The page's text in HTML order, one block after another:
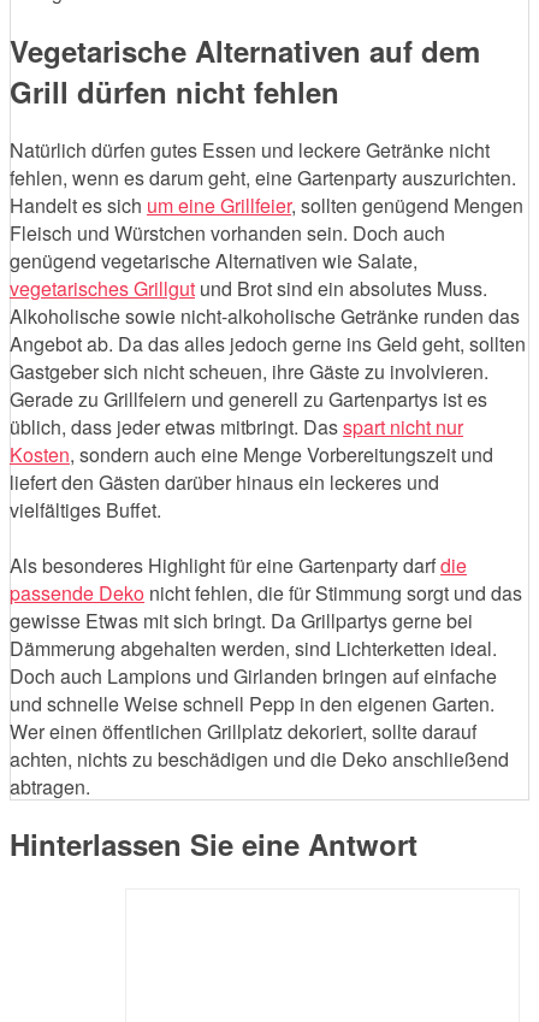
Vegetarische Alternativen auf dem
Grill dürfen nicht fehlen
Natürlich dürfen gutes Essen und leckere Getränke nicht
fehlen, wenn es darum geht, eine Gartenparty auszurichten.
Handelt es sich um eine Grillfeier, sollten genügend Mengen
Fleisch und Würstchen vorhanden sein. Doch auch
genügend vegetarische Alternativen wie Salate,
vegetarisches Grillgut und Brot sind ein absolutes Muss.
Alkoholische sowie nicht-alkoholische Getränke runden das
Angebot ab. Da das alles jedoch gerne ins Geld geht, sollten
Gastgeber sich nicht scheuen, ihre Gäste zu involvieren.
Gerade zu Grillfeiern und generell zu Gartenpartys ist es
üblich, dass jeder etwas mitbringt. Dasspart nicht nur
Kosten, sondern auch eine Menge Vorbereitungszeit und
liefert den Gästen darüber hinaus ein leckeres und
vielfältiges Buffet.
Als besonderes Highlight für eine Gartenparty darfdie
passende Deko nicht fehlen, die für Stimmung sorgt und das
gewisse Etwas mit sich bringt. Da Grillpartys gerne bei
Dämmerung abgehalten werden, sind Lichterketten ideal.
Doch auch Lampions und Girlanden bringen auf einfache
und schnelle Weise schnell Pepp in den eigenen Garten.
Wer einen öffentlichen Grillplatz dekoriert, sollte darauf
achten, nichts zu beschädigen und die Deko anschließend
abtragen.
Hinterlassen Sie eine Antwort